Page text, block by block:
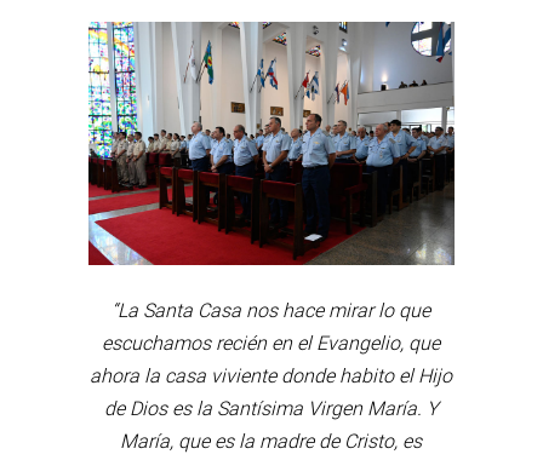
“La Santa Casa nos hace mirar lo que
escuchamos recién en el Evangelio, que
ahora la casa viviente donde habito el Hijo
de Dios es la Santísima Virgen María. Y
María, que es la madre de Cristo, es